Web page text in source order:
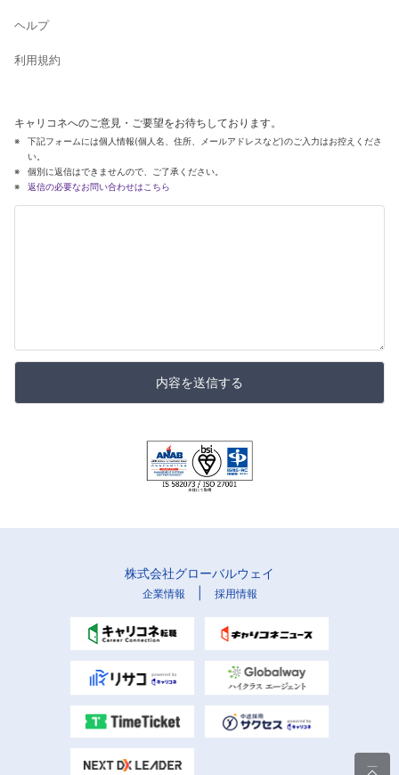
ヘルプ
利用規約
キャリコネへのご意見・ご要望をお待ちしております。
下記フォームには個人情報(個人名、住所、メールアドレスなど)のご入力はお控えくださ
い。
個別に返信はできませんので、ご了承ください。
返信の必要なお問い合わせはこちら
内容を送信する
株式会社グローバルウェイ
企業情報 採用情報
